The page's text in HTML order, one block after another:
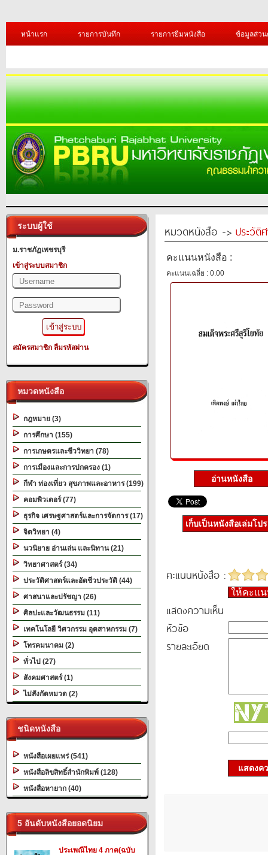
หน้าแรก รายการบันทึก รายการยืมหนังสือ ข้อมูลส่ว
ระบบผู้ใช้
ม.ราชภัฏเพชรบุรี
เข้าสู่ระบบสมาชิก
สมัครสมาชิก ลืมรหัสผ่าน
หมวดหนังสือ
กฎหมาย (3)
การศึกษา (155)
การเกษตรและชีววิทยา (78)
การเมืองและการปกครอง (1)
กีฬา ท่องเที่ยว สุขภาพและอาหาร (199)
คอมพิวเตอร์ (77)
ธุรกิจ เศรษฐศาสตร์และการจัดการ (17)
จิตวิทยา (4)
นวนิยาย อ่านเล่น และนิทาน (21)
วิทยาศาสตร์ (34)
ประวัติศาสตร์และอัตชีวประวัติ (44)
ศาสนาและปรัชญา (26)
ศิลปะและวัฒนธรรม (11)
เทคโนโลยี วิศวกรรม อุตสาหกรรม (7)
โทรคมนาคม (2)
ทั่วไป (27)
สังคมศาสตร์ (1)
ไม่สังกัดหมวด (2)
ชนิดหนังสือ
หนังสือเผยแพร่ (541)
หนังสือลิขสิทธิ์สำนักพิมพ์ (128)
หนังสือหายาก (40)
5 อันดับหนังสือยอดนิยม
ประเพณีไทย 4 ภาค(ฉบับ
หมวดหนังสือ -> ประวัติ
คะแนนหนังสือ :
คะแนนเฉลี่ย : 0.00
อ่านหนังสือ
เก็บเป็นหนังสือเล่มโป
คะแนนหนังสือ :
ให้คะแ
แสดงความเห็น
หัวข้อ
รายละเอียด
แสดงค